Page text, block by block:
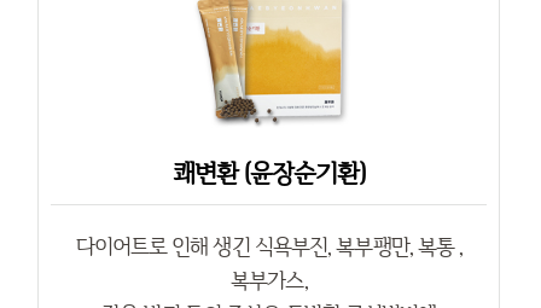
쾌변환 (윤장순기환)
다이어트로 인해 생긴 식욕부진, 복부팽만, 복통 ,
복부가스,